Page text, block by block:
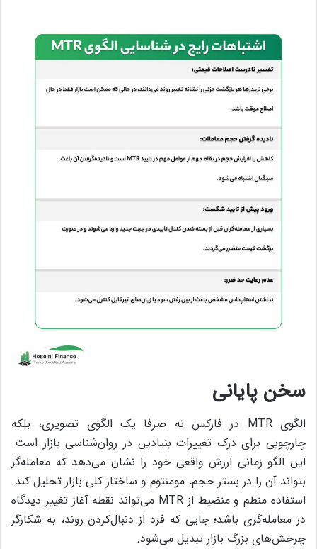
سخن پایانی
الگوی MTR در فارکس نه صرفا یک الگوی تصویری، بلکه
چارچوبی برای درک تغییرات بنیادین در روان‌شناسی بازار است.
این الگو زمانی ارزش واقعی خود را نشان می‌دهد که معامله‌گر
بتواند آن را در بستر حجم، مومنتوم و ساختار کلی بازار تحلیل کند.
استفاده منظم و منضبط از MTR می‌تواند نقطه آغاز تغییر دیدگاه
در معامله‌گری باشد؛ جایی که فرد از دنبال‌کردن روند، به شکارگر
چرخش‌های بزرگ بازار تبدیل می‌شود.